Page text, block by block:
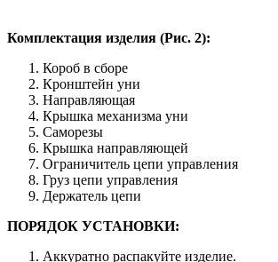
Комплектация изделия (Рис. 2):
Короб в сборе
Кронштейн уни
Направляющая
Крышка механизма уни
Саморезы
Крышка направляющей
Ограничитель цепи управления
Груз цепи управления
Держатель цепи
ПОРЯДОК УСТАНОВКИ:
Аккуратно распакуйте изделие.